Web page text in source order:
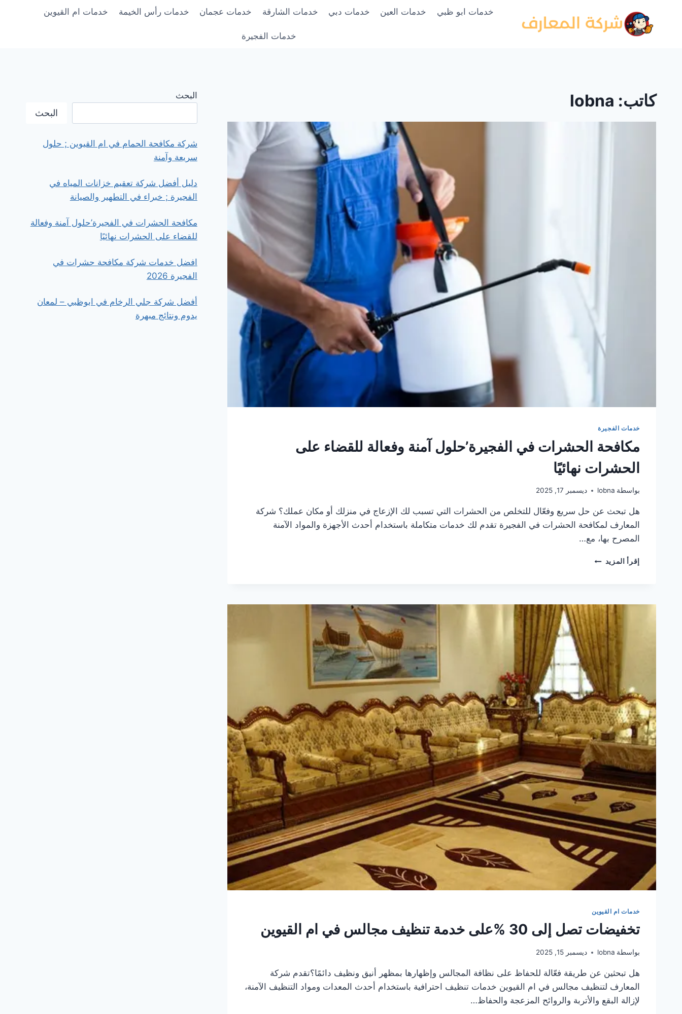
خدمات ابو ظبي خدمات العين خدمات دبي خدمات الشارقة خدمات عجمان خدمات رأس الخيمة خدمات ام القيوين
خدمات الفجيرة
كاتب: lobna
خدمات الفجيرة
مكافحة الحشرات في الفجيرة’حلول آمنة وفعالة للقضاء على
الحشرات نهائيًا
بواسطة lobna ديسمبر 17, 2025
هل تبحث عن حل سريع وفعّال للتخلص من الحشرات التي تسبب لك الإزعاج في منزلك أو مكان عملك؟ شركة
المعارف لمكافحة الحشرات في الفجيرة تقدم لك خدمات متكاملة باستخدام أحدث الأجهزة والمواد الآمنة
المصرح بها، مع…
إقرأ المزيد مكافحة
وفعالة
للقضاء
على
الحشرات
نهائيًا
خدمات ام القيوين
تخفيضات تصل إلى 30 %على خدمة تنظيف مجالس في ام القيوين
بواسطة lobna ديسمبر 15, 2025
هل تبحثين عن طريقة فعّالة للحفاظ على نظافة المجالس وإظهارها بمظهر أنيق ونظيف دائمًا؟تقدم شركة
المعارف لتنظيف مجالس في ام القيوين خدمات تنظيف احترافية باستخدام أحدث المعدات ومواد التنظيف الآمنة،
لإزالة البقع والأتربة والروائح المزعجة والحفاظ…
البحث
البحث
شركة مكافحة الحمام في ام القيوين ; حلول
سريعة وآمنة
دليل أفضل شركة تعقيم خزانات المياه في
الفجيرة ; خبراء في التطهير والصيانة
مكافحة الحشرات في الفجيرة’حلول آمنة وفعالة
للقضاء على الحشرات نهائيًا
افضل خدمات شركة مكافحة حشرات في
الفجيرة 2026
أفضل شركة جلي الرخام في ابوظبي – لمعان
يدوم ونتائج مبهرة